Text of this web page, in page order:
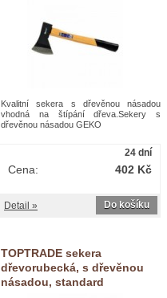
Kvalitní sekera s dřevěnou násadou
vhodná na štípání dřeva.Sekery s
dřevěnou násadou GEKO
24 dní
402 Kč
Cena:
Do košíku
Detail »
TOPTRADE sekera
dřevorubecká, s dřevěnou
násadou, standard